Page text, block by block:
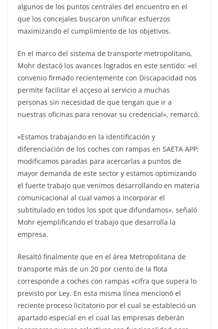
algunos de los puntos centrales del encuentro en el
que los concejales buscaron unificar esfuerzos
maximizando el cumplimiento de los objetivos.
En el marco del sistema de transporte metropolitano,
Mohr destacó los avances logrados en este sentido: «el
convenio firmado recientemente con Discapacidad nos
permite facilitar el acçeso al servicio a muchas
personas sin necesidad de que tengan que ir a
nuestras oficinas para renovar su credencial», remarcó.
«Estamos trabajando en la identificación y
diferenciación de los coches con rampas en SAETA APP;
modificamos paradas para acercarlas a puntos de
mayor demanda de este sector y estamos optimizando
el fuerte trabajo que venimos desarrollando en materia
comunicacional al cual vamos a incorporar el
subtitulado en todos los spot que difundamos», señaló
Mohr ejemplificando el trabajo que desarrolla la
empresa.
Resaltó finalmente que en el área Metropolitana de
transporte más de un 20 por ciento de la flota
corresponde a coches con rampas «cifra que supera lo
previsto por Ley. En esta misma línea mencionó el
reciente proceso licitatorio por el cual se estableció un
apartado especial en el cual las empresas deberán